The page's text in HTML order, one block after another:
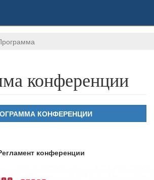
конференции
КОНФЕРЕНЦИИ
конференции